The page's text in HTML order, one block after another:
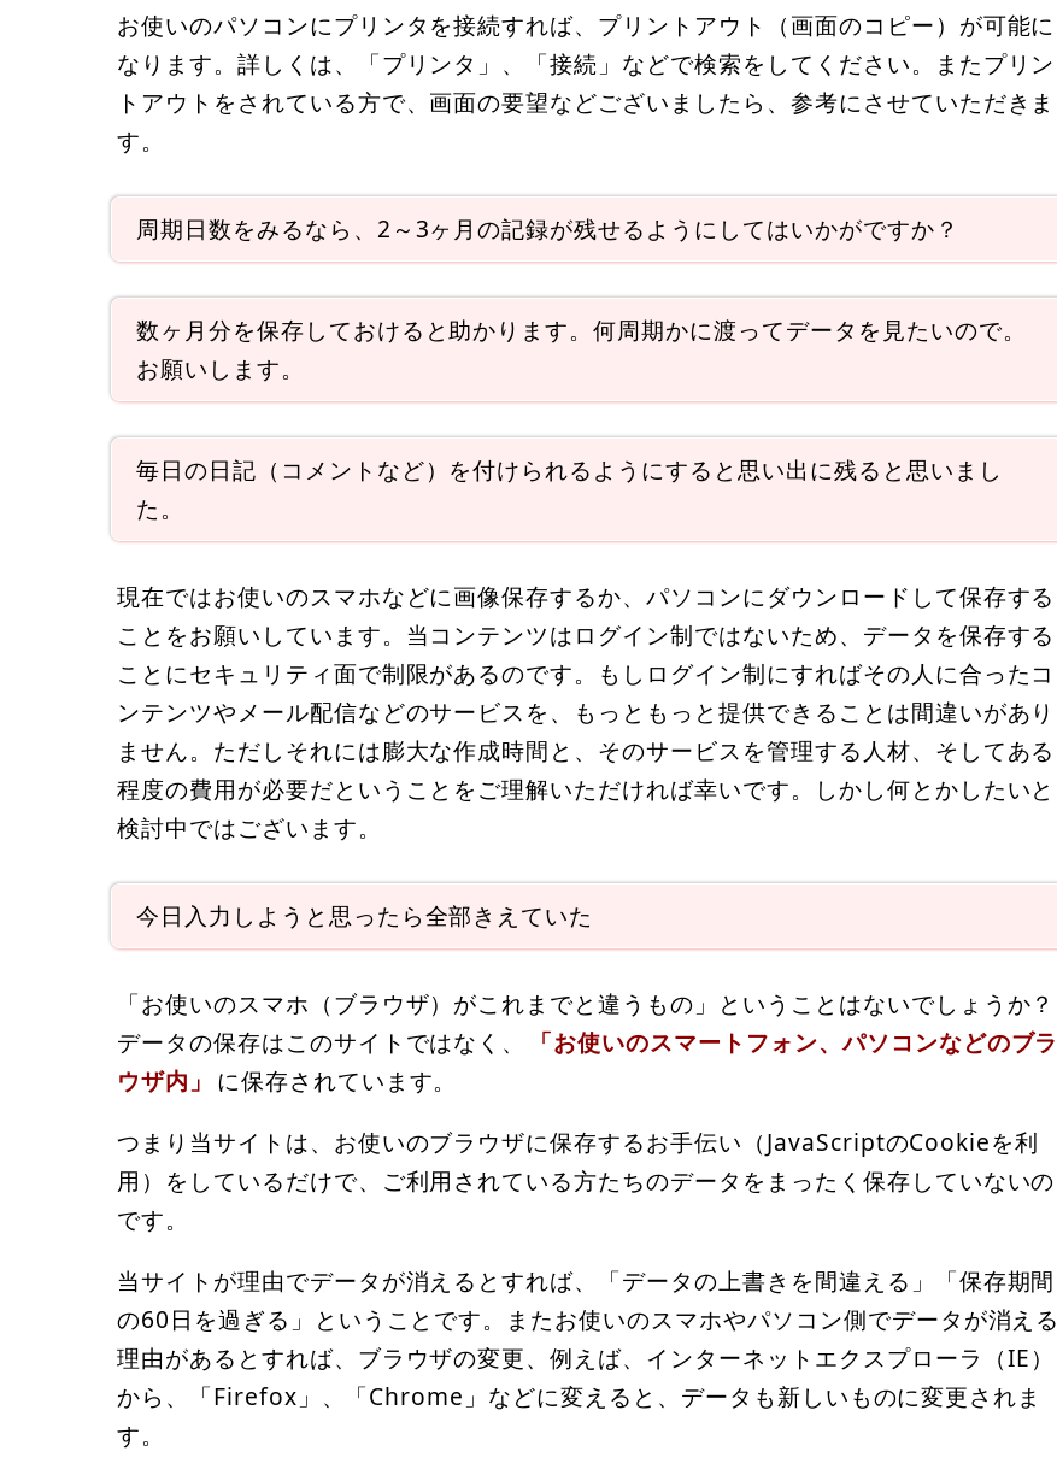
お使いのパソコンにプリンタを接続すれば、プリントアウト（画面のコピー）が可能に
なります。詳しくは、「プリンタ」、「接続」などで検索をしてください。またプリン
トアウトをされている方で、画面の要望などございましたら、参考にさせていただきま
す。
周期日数をみるなら、2～3ヶ月の記録が残せるようにしてはいかがですか？
数ヶ月分を保存しておけると助かります。何周期かに渡ってデータを見たいので。
お願いします。
毎日の日記（コメントなど）を付けられるようにすると思い出に残ると思いまし
た。
現在ではお使いのスマホなどに画像保存するか、パソコンにダウンロードして保存する
ことをお願いしています。当コンテンツはログイン制ではないため、データを保存する
ことにセキュリティ面で制限があるのです。もしログイン制にすればその人に合ったコ
ンテンツやメール配信などのサービスを、もっともっと提供できることは間違いがあり
ません。ただしそれには膨大な作成時間と、そのサービスを管理する人材、そしてある
程度の費用が必要だということをご理解いただければ幸いです。しかし何とかしたいと
検討中ではございます。
今日入力しようと思ったら全部きえていた
「お使いのスマホ（ブラウザ）がこれまでと違うもの」ということはないでしょうか？
データの保存はこのサイトではなく、
「お使いのスマートフォン、パソコンなどのブラ
ウザ内」 に保存されています。
つまり当サイトは、お使いのブラウザに保存するお手伝い（JavaScriptのCookieを利
用）をしているだけで、ご利用されている方たちのデータをまったく保存していないの
です。
当サイトが理由でデータが消えるとすれば、「データの上書きを間違える」「保存期間
の60日を過ぎる」ということです。またお使いのスマホやパソコン側でデータが消える
理由があるとすれば、ブラウザの変更、例えば、インターネットエクスプローラ（IE）
から、「Firefox」、「Chrome」などに変えると、データも新しいものに変更されま
す。